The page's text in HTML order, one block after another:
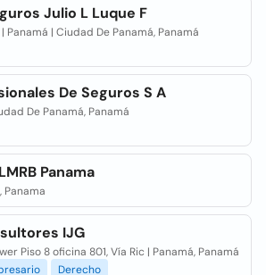
Julio L Luque F
Panamá | Ciudad De Panamá, Panamá
De Seguros S A
De Panamá, Panamá
Panama
Panama
IJG
Piso 8 oficina 801, Vía Ric | Panamá, Panamá
Derecho